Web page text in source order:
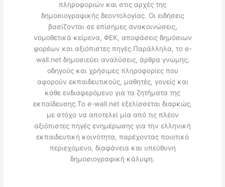
πληροφοριών και στις αρχές της
δημοσιογραφικής δεοντολογίας. Οι ειδήσεις
βασίζονται σε επίσημες ανακοινώσεις,
νομοθετικά κείμενα, ΦΕΚ, αποφάσεις δημόσιων
φορέων και αξιόπιστες πηγές.Παράλληλα, το e-
wall.net δημοσιεύει αναλύσεις, άρθρα γνώμης,
οδηγούς και χρήσιμες πληροφορίες που
αφορούν εκπαιδευτικούς, μαθητές, γονείς και
κάθε ενδιαφερόμενο για τα ζητήματα της
εκπαίδευσης.Το e-wall.net εξελίσσεται διαρκώς,
με στόχο να αποτελεί μία από τις πλέον
αξιόπιστες πηγές ενημέρωσης για την ελληνική
εκπαιδευτική κοινότητα, παρέχοντας ποιοτικό
περιεχόμενο, διαφάνεια και υπεύθυνη
δημοσιογραφική κάλυψη.